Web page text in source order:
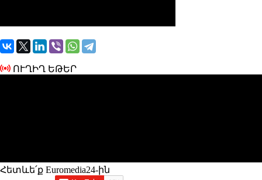
ՈՒՂԻՂ ԵԹԵՐ
Հետևե՛ք Euromedia24-ին